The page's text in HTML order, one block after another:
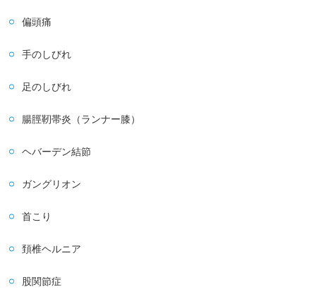
偏頭痛
手のしびれ
足のしびれ
腸脛靭帯炎（ランナー膝）
ヘバーデン結節
ガングリオン
首こり
頚椎ヘルニア
股関節症